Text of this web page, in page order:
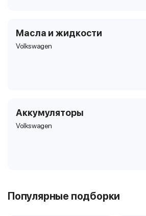
Масла и жидкости
Volkswagen
Аккумуляторы
Volkswagen
Популярные подборки